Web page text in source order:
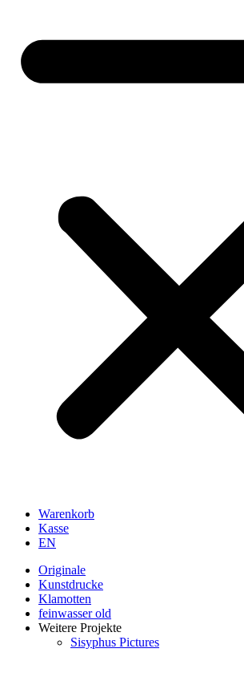
Warenkorb
Kasse
EN
Originale
Kunstdrucke
Klamotten
feinwasser old
Weitere Projekte
Sisyphus Pictures